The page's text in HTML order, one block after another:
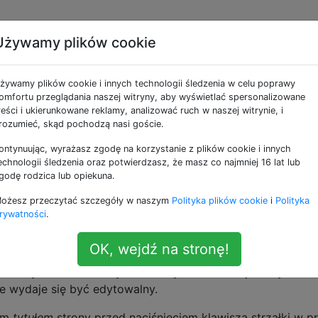
pasku adresu, gdy
Mac OS 10.8 wpisuję tekst w pasku adresu
wcześniej odwiedziłem, strona ta jest wymieniona
edytować powiązany adres URL. Zamiast tego
enter wykonuje wyszukiwanie w sieci z
to zachowanie?
pod macOS 10.11.6. Naciśnięcie klawisza strzałki w
tylko do końca tytułu strony. Adres URL jest
wydaje się być edytowalny.
plików cookie
plików cookie i innych technologii śledzenia w celu poprawy
przeglądania naszej witryny, aby wyświetlać spersonalizowane
i ukierunkowane reklamy, analizować ruch w naszej witrynie, i
skąd pochodzą nasi goście.
wyrażasz zgodę na korzystanie z plików cookie i innych
śledzenia oraz potwierdzasz, że masz co najmniej 16 lat lub
rodzica lub opiekuna.
przeczytać szczegóły w naszym Polityka plików cookie i Polityka
.
OK, wejdź na stronę!